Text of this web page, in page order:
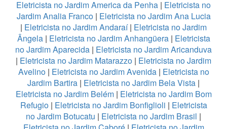
Eletricista no Jardim America da Penha | Eletricista no
Jardim Analia Franco| Eletricista no Jardim Ana Lucia
| Eletricista no Jardim Andaraí| Eletricista no Jardim
Ângela| Eletricista no Jardim Anhangüera| Eletricista
no Jardim Aparecida | Eletricista no Jardim Aricanduva
| Eletricista no Jardim Matarazzo | Eletricista no Jardim
Avelino| Eletricista no Jardim Avenida| Eletricista no
Jardim Bartira | Eletricista no Jardim Bela Vista |
Eletricista no Jardim Belém| Eletricista no Jardim Bom
Refugio| Eletricista no Jardim Bonfiglioli | Eletricista
no Jardim Botucatu | Eletricista no Jardim Brasil |